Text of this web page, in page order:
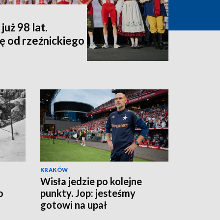
98 lat.
od rzeźnickiego
KRAKÓW
Wisła jedzie po kolejne
punkty. Jop: jesteśmy
gotowi na upał